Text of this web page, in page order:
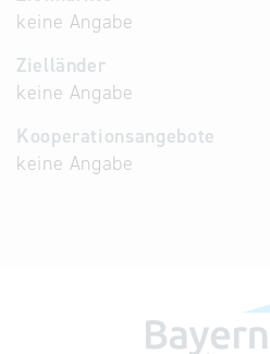
keine Angabe
Zielländer
keine Angabe
Kooperationsangebote
keine Angabe